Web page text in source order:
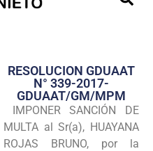
Transparencia
Seguridad
Programas
RESOLUCION GDUAAT
N° 339-2017-
GDUAAT/GM/MPM
IMPONER SANCIÓN DE
MULTA al Sr(a), HUAYANA
ROJAS BRUNO, por la